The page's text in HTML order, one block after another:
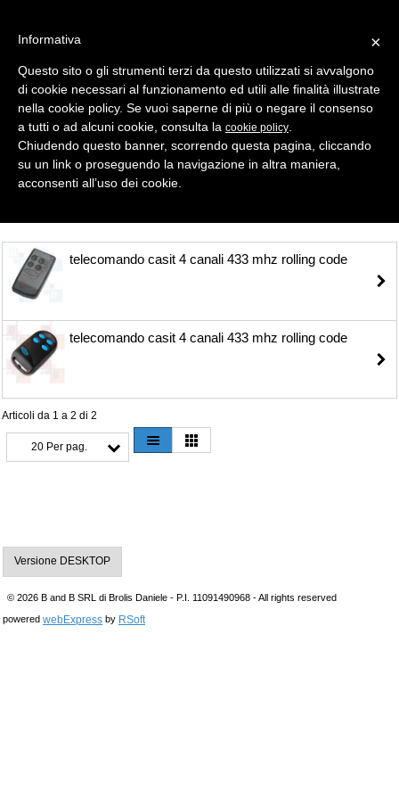
Selezione
TELECOMANDI ROLLING CODE > CASIT
telecomando casit 4 canali 433 mhz rolling code
telecomando casit 4 canali 433 mhz rolling code
Articoli da 1 a 2 di 2
20 Per pag.
Versione DESKTOP
© 2026 B and B SRL di Brolis Daniele - P.I. 11091490968 - All rights reserved
powered webExpress by RSoft
×
Informativa
Questo sito o gli strumenti terzi da questo utilizzati si avvalgono
di cookie necessari al funzionamento ed utili alle finalità illustrate
nella cookie policy. Se vuoi saperne di più o negare il consenso
a tutti o ad alcuni cookie, consulta la cookie policy
Chiudendo questo banner, scorrendo questa pagina, cliccando
su un link o proseguendo la navigazione in altra maniera,
acconsenti all’uso dei cookie.